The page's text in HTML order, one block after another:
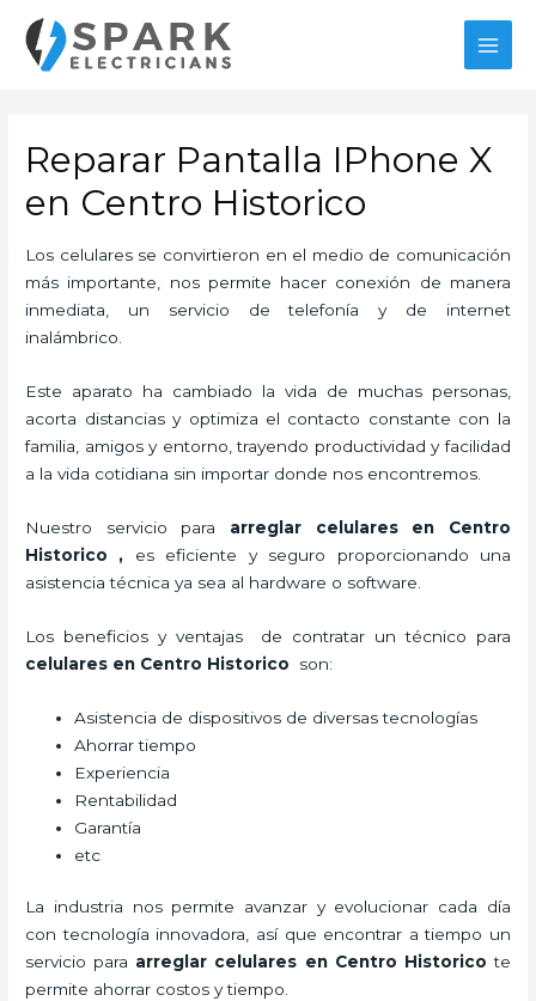
contenido
Reparar Pantalla IPhone X
en Centro Historico
Los celulares se convirtieron en el medio de comunicación
más importante, nos permite hacer conexión de manera
inmediata, un servicio de telefonía y de internet
inalámbrico.
Este aparato ha cambiado la vida de muchas personas,
acorta distancias y optimiza el contacto constante con la
familia, amigos y entorno, trayendo productividad y facilidad
a la vida cotidiana sin importar donde nos encontremos.
Nuestro servicio para arreglar celulares en Centro
Historico
, es eficiente y seguro proporcionando una
asistencia técnica ya sea al hardware o software.
Los beneficios y ventajas de contratar un técnico para
celulares en Centro Historico son:
Asistencia de dispositivos de diversas tecnologías
Ahorrar tiempo
Experiencia
Rentabilidad
Garantía
etc
La industria nos permite avanzar y evolucionar cada día
con tecnología innovadora, así que encontrar a tiempo un
servicio para arreglar celulares en Centro Historico te
permite ahorrar costos y tiempo.